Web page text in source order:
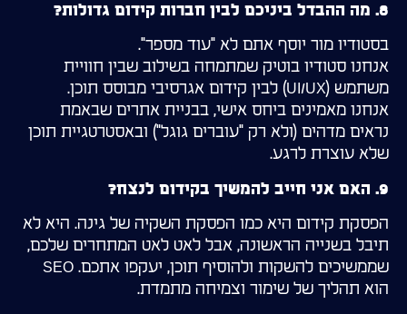
8. מה ההבדל ביניכם לבין חברות קידום גדולות?
בסטודיו מור יוסף אתם לא "עוד מספר".
אנחנו סטודיו בוטיק שמתמחה בשילוב שבין חוויית
משתמש (UI/UX) לבין קידום אגרסיבי מבוסס תוכן.
אנחנו מאמינים ביחס אישי, בבניית אתרים שבאמת
נראים מדהים (ולא רק "עוברים גוגל") ובאסטרטגיית תוכן
שלא עוצרת לרגע.
9. האם אני חייב להמשיך בקידום לנצח?
הפסקת קידום היא כמו הפסקת השקיה של גינה. היא לא
תיבל בשנייה הראשונה, אבל לאט לאט המתחרים שלכם,
שממשיכים להשקות ולהוסיף תוכן, יעקפו אתכם. SEO
הוא תהליך של שימור וצמיחה מתמדת.